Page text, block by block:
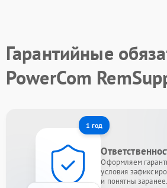
Гарантийные
PowerCom
1 год
Оформляем
условия
и понятны заранее.